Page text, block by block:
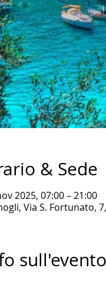
& Sede
2025, 07:00 – 21:00
Via S. Fortunato,
sull'evento